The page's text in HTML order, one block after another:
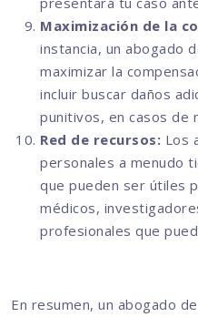
Maximización de la
instancia, un abogado
maximizar la
incluir buscar daños
punitivos, en casos de
Red de recursos: Los
personales a menudo
que pueden ser útiles
médicos,
profesionales que
En resumen, un abogado